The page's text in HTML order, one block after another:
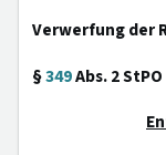
Verwerfung der
§349Abs. 2 StPO